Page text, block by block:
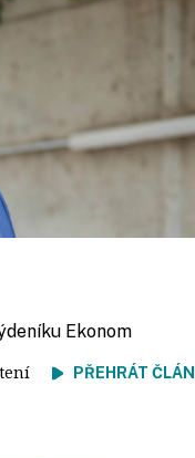
Ekonom
PŘEHRÁT